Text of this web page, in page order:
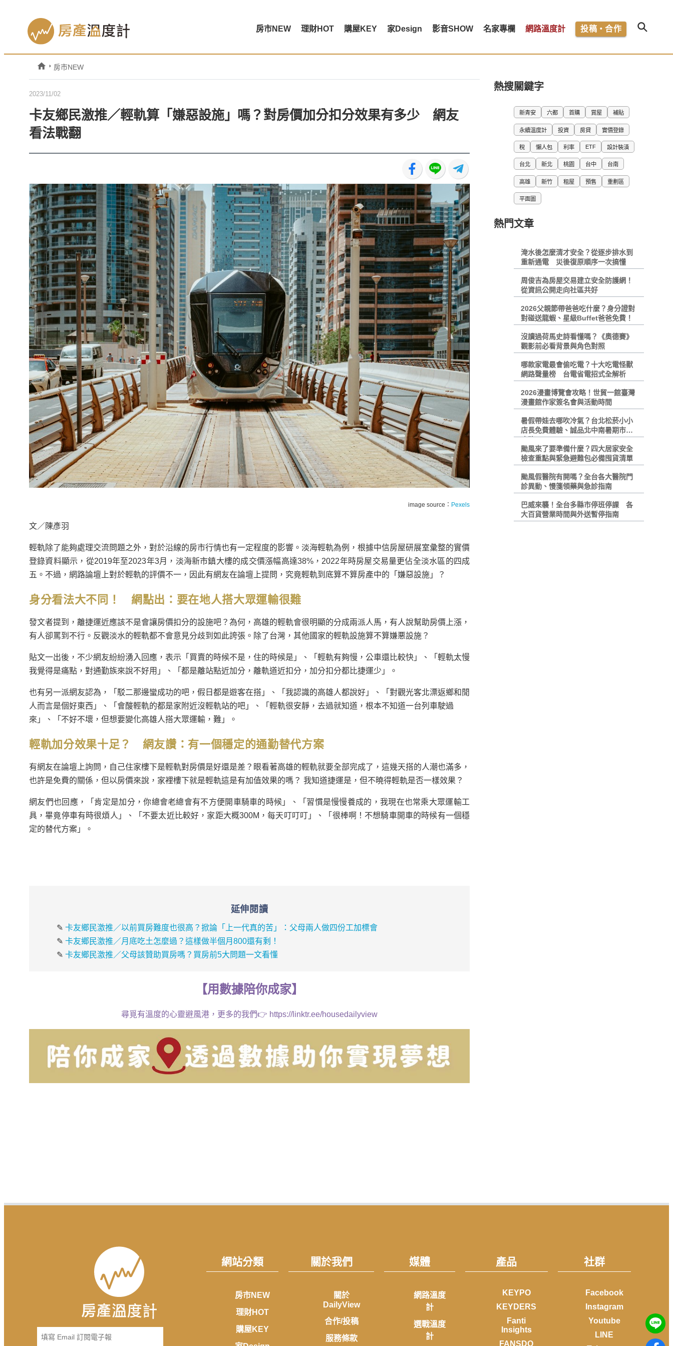
房市NEW 理財HOT 購屋KEY 家Design 影音SHOW 名家專欄 網路溫度計 投稿・合作
房市NEW
2023/11/02
卡友鄉民激推／輕軌算「嫌惡設施」嗎？對房價加分扣分效果有多少 網友
看法戰翻
image source： Pexels
文／陳彥羽
輕軌除了能夠處理交流問題之外，對於沿線的房市行情也有一定程度的影響。淡海輕軌為例，根據中信房屋研展室彙整的實價
登錄資料顯示，從2019年至2023年3月，淡海新市鎮大樓的成交價漲幅高達38%，2022年時房屋交易量更佔全淡水區的四成
五。不過，網路論壇上對於輕軌的評價不一，因此有網友在論壇上提問，究竟輕軌到底算不算房產中的「嫌惡設施」？
身分看法大不同！ 網點出：要在地人搭大眾運輸很難
發文者提到，離捷運近應該不是會讓房價扣分的設施吧？為何，高雄的輕軌會很明顯的分成兩派人馬，有人說幫助房價上漲，
有人卻罵到不行。反觀淡水的輕軌都不會意見分歧到如此誇張。除了台灣，其他國家的輕軌設施算不算嫌悪設施？
貼文一出後，不少網友紛紛湧入回應，表示「買賣的時候不是，住的時候是」、「輕軌有夠慢，公車還比較快」、「輕軌太慢
我覺得是痛點，對通勤族來說不好用」、「都是離站點近加分，離軌道近扣分，加分扣分都比捷運少」。
也有另一派網友認為，「駁二那邊蠻成功的吧，假日都是遊客在搭」、「我認識的高雄人都說好」、「對觀光客北漂返鄉和閒
人而言是個好東西」、「會酸輕軌的都是家附近沒輕軌站的吧」、「輕軌很安靜，去過就知道，根本不知道一台列車駛過
來」、「不好不壞，但想要變化高雄人搭大眾運輸，難」。
輕軌加分效果十足？ 網友讚：有一個穩定的通勤替代方案
有網友在論壇上詢問，自己住家樓下是輕軌對房價是好還是差？眼看著高雄的輕軌就要全部完成了，這幾天搭的人潮也滿多，
也許是免費的關係，但以房價來說，家裡樓下就是輕軌這是有加值效果的嗎？ 我知道捷運是，但不曉得輕軌是否一樣效果？
網友們也回應，「肯定是加分，你總會老總會有不方便開車騎車的時候」、「習慣是慢慢養成的，我現在也常乘大眾運輸工
具，畢竟停車有時很煩人」、「不要太近比較好，家距大概300M，每天叮叮叮」、「很棒啊！不想騎車開車的時候有一個穩
定的替代方案」。
延伸閱讀
✎ 卡友鄉民激推／以前買房難度也很高？掀論「上一代真的苦」：父母兩人做四份工加標會
✎ 卡友鄉民激推／月底吃土怎麼過？這樣做半個月800還有剩！
✎ 卡友鄉民激推／父母該贊助買房嗎？買房前5大問題一文看懂
【用數據陪你成家】
尋覓有溫度的心靈避風港，更多的我們👉 https://linktr.ee/housedailyview
熱搜關鍵字
新青安 六都 首購 賞屋 補貼
永續溫度計 投資 房貸 實價登錄
稅 懶人包 利率 ETF 設計裝潢
台北 新北 桃園 台中 台南
高雄 新竹 租屋 預售 重劃區
平面圖
熱門文章
淹水後怎麼清才安全？從逐步排水到
重新通電 災後復原順序一次搞懂
周俊吉為房屋交易建立安全防護網！
從資訊公開走向社區共好
2026父親節帶爸爸吃什麼？身分證對
對碰送龍蝦、星級Buffet爸爸免費！
沒讀過荷馬史詩看懂嗎？《奧德賽》
觀影前必看背景與角色對照
哪款家電最會偷吃電？十大吃電怪獸
網路聲量榜 台電省電招式全解析
2026漫畫博覽會攻略！世貿一館臺灣
漫畫館作家簽名會與活動時間
暑假帶娃去哪吹冷氣？台北松菸小小
店長免費體驗、誠品北中南暑期市集
攻略
颱風來了要準備什麼？四大居家安全
檢查重點與緊急避難包必備囤貨清單
颱風假醫院有開嗎？全台各大醫院門
診異動、慢箋領藥與急診指南
巴威來襲！全台多縣市停班停課 各
大百貨營業時間與外送暫停指南
網站分類
房市NEW
理財HOT
購屋KEY
關於我們
關於
DailyView
合作/投稿
服務條款
媒體
網路溫度
計
選戰溫度
計
產品
KEYPO
KEYDERS
Fanti
Insights
FANSDO
社群
Facebook
Instagram
Youtube
LINE